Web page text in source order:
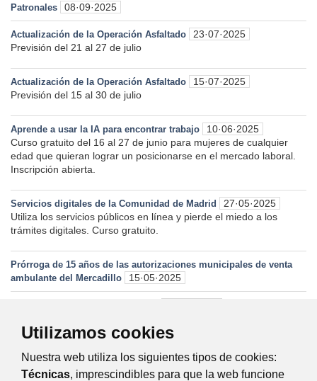
Utilizamos cookies
Nuestra web utiliza los siguientes tipos de cookies:
Técnicas, imprescindibles para que la web funcione
Patronales
08·09·2025
Actualización de la Operación Asfaltado
23·07·2025
Previsión del 21 al 27 de julio
Actualización de la Operación Asfaltado
15·07·2025
Previsión del 15 al 30 de julio
Aprende a usar la IA para encontrar trabajo
10·06·2025
Curso gratuito del 16 al 27 de junio para mujeres de cualquier
edad que quieran lograr un posicionarse en el mercado laboral.
Inscripción abierta.
Servicios digitales de la Comunidad de Madrid
27·05·2025
Utiliza los servicios públicos en línea y pierde el miedo a los
trámites digitales. Curso gratuito.
Prórroga de 15 años de las autorizaciones municipales de venta
ambulante del Mercadillo
15·05·2025
Curso gratuito.
Busca empleo utilizando internet
06·05·2025